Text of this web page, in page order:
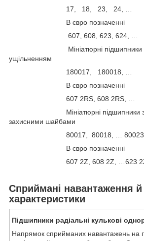
17, 18, 23, 24, …
В євро
607, 608, 623, 624, …
Мініатюрні підшипники з
ущільненням
180017, 180018, …
В євро позначенні
607 2RS, 608 2RS, …
Мініатюрні підшипники з
захисними шайбами
80017, 80018, … 80023,
В євро позначенні
607 2Z, 608 2Z, …623 2Z,
Сприймані навантаження й
характеристики
Підшипники радіальні кулькові
Напрямок сприйманих навантажень на